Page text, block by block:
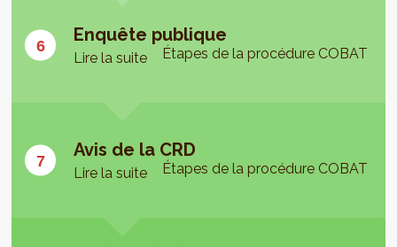
Enquête publique
Lire la suite Étapes de la procédure COBAT
Avis de la CRD
Lire la suite Étapes de la procédure COBAT